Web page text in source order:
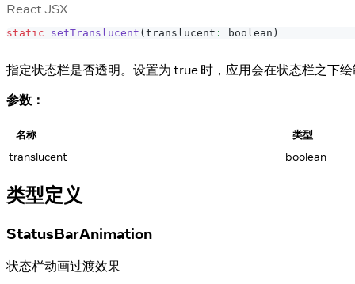
React JSX
static setTranslucent ( translucent : boolean )
指定状态栏是否透明。设置为 true 时，应用会在状态栏之下
参数：
名称 类型
translucent boolean
类型定义
StatusBarAnimation
状态栏动画过渡效果